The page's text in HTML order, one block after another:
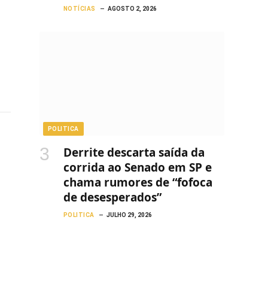
NOTÍCIAS AGOSTO 2, 2026
POLITICA
Derrite descarta saída da
corrida ao Senado em SP e
chama rumores de “fofoca
de desesperados”
POLITICA JULHO 29, 2026